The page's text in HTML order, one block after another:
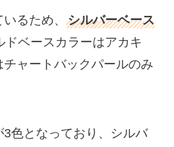
いるため、シルバーベース
ドベースカラーはアカキ
ャートバックパールのみ
3色となっており、シルバ